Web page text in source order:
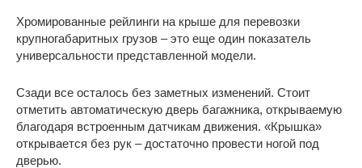
Хромированные рейлинги на крыше для перевозки
крупногабаритных грузов – это еще один показатель
универсальности представленной модели.
Сзади все осталось без заметных изменений. Стоит
отметить автоматическую дверь багажника, открываемую
благодаря встроенным датчикам движения. «Крышка»
открывается без рук – достаточно провести ногой под
дверью.